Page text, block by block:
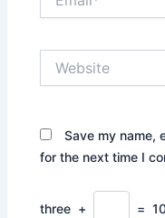
Save my name,
for the next time I
three + =